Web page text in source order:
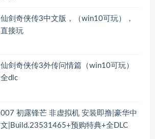
仙剑奇侠传3中文版，（win10可玩），
直接玩
仙剑奇侠传3外传问情篇（win10可玩）
全dlc
007 初露锋芒 非虚拟机 安装即撸|豪华中
文|Build.23531465+预购特典+全DLC